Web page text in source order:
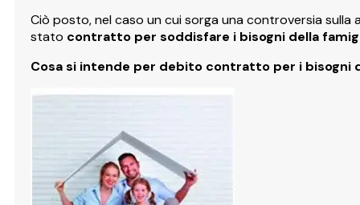
Ciò posto, nel caso un cui sorga una controversia
stato contratto per soddisfare i bisogni della
Cosa si intende per debito contratto per i bisogni